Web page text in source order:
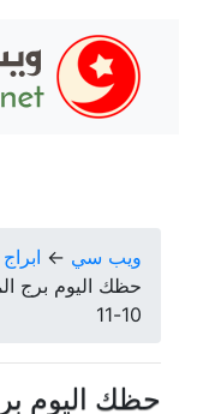
ويب سي ← ابراج
10-11
حظك اليوم